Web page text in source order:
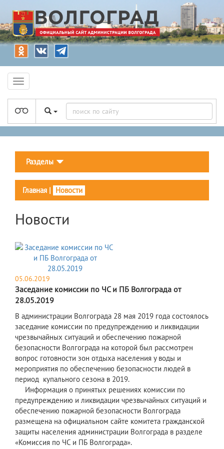
Разделы
Главная | Новости
Новости
05.06.2019
Заседание комиссии по ЧС и ПБ Волгограда от
28.05.2019
В администрации Волгограда 28 мая 2019 года состоялось
заседание комиссии по предупреждению и ликвидации
чрезвычайных ситуаций и обеспечению пожарной
безопасности Волгограда на которой был рассмотрен
вопрос готовности зон отдыха населения у воды и
мероприятия по обеспечению безопасности людей в
период купального сезона в 2019.
Информация о принятых решениях комиссии по
предупреждению и ликвидации чрезвычайных ситуаций и
обеспечению пожарной безопасности Волгограда
размещена на официальном сайте комитета гражданской
защиты населения администрации Волгограда в разделе
«Комиссия по ЧС и ПБ Волгограда».